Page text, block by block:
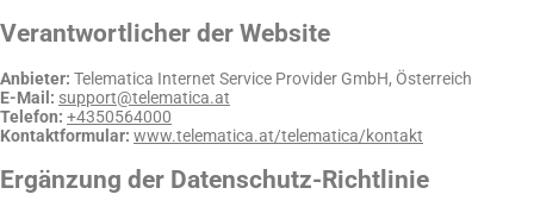
Verantwortlicher der Website
Anbieter: Telematica Internet Service Provider GmbH, Österreich
E-Mail: support@telematica.at
Telefon: +4350564000
Kontaktformular: www.telematica.at/telematica/kontakt
Ergänzung der Datenschutz-Richtlinie